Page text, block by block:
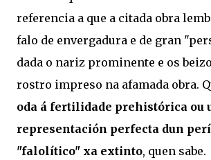
referencia a que a citada obra
falo de envergadura e de gran
dada o nariz prominente e os
rostro impreso na afamada obra.
oda á fertilidade prehistórica ou
representación perfecta dun
"falolítico" xa extinto, quen sabe.